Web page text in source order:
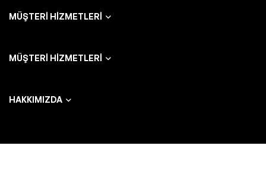
MÜŞTERI HIZMETLERI
MÜŞTERI HIZMETLERI
HAKKIMIZDA